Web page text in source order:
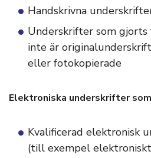
Handskrivna
Underskrifter som gjorts
inte är
eller fotokopierade
Elektroniska underskrifter
Kvalificerad elektronisk
(till exempel